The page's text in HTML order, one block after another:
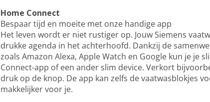
Home Connect
Bespaar tijd en moeite met onze handige app
Het leven wordt er niet rustiger op. Jouw Siemens
drukke agenda in het achterhoofd. Dankzij de
zoals Amazon Alexa, Apple Watch en Google kun je je
Connect-app of een ander slim device. Verkort
druk op de knop. De app kan zelfs de vaatwasblokjes
makkelijker voor je.